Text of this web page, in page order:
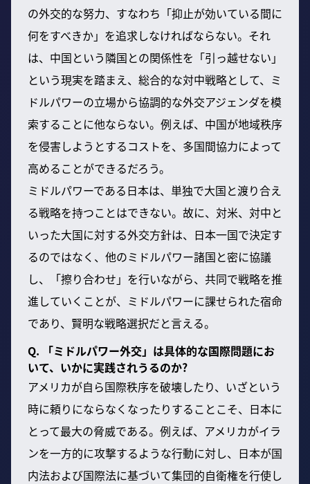
の外交的な努力、すなわち「抑止が効いている間に
何をすべきか」を追求しなければならない。それ
は、中国という隣国との関係性を「引っ越せない」
という現実を踏まえ、総合的な対中戦略として、ミ
ドルパワーの立場から協調的な外交アジェンダを模
索することに他ならない。例えば、中国が地域秩序
を侵害しようとするコストを、多国間協力によって
高めることができるだろう。
ミドルパワーである日本は、単独で大国と渡り合え
る戦略を持つことはできない。故に、対米、対中と
いった大国に対する外交方針は、日本一国で決定す
るのではなく、他のミドルパワー諸国と密に協議
し、「擦り合わせ」を行いながら、共同で戦略を推
進していくことが、ミドルパワーに課せられた宿命
であり、賢明な戦略選択だと言える。
Q. 「ミドルパワー外交」は具体的な国際問題にお
いて、いかに実践されうるのか?
アメリカが自ら国際秩序を破壊したり、いざという
時に頼りにならなくなったりすることこそ、日本に
とって最大の脅威である。例えば、アメリカがイラ
ンを一方的に攻撃するような行動に対し、日本が国
内法および国際法に基づいて集団的自衛権を行使し